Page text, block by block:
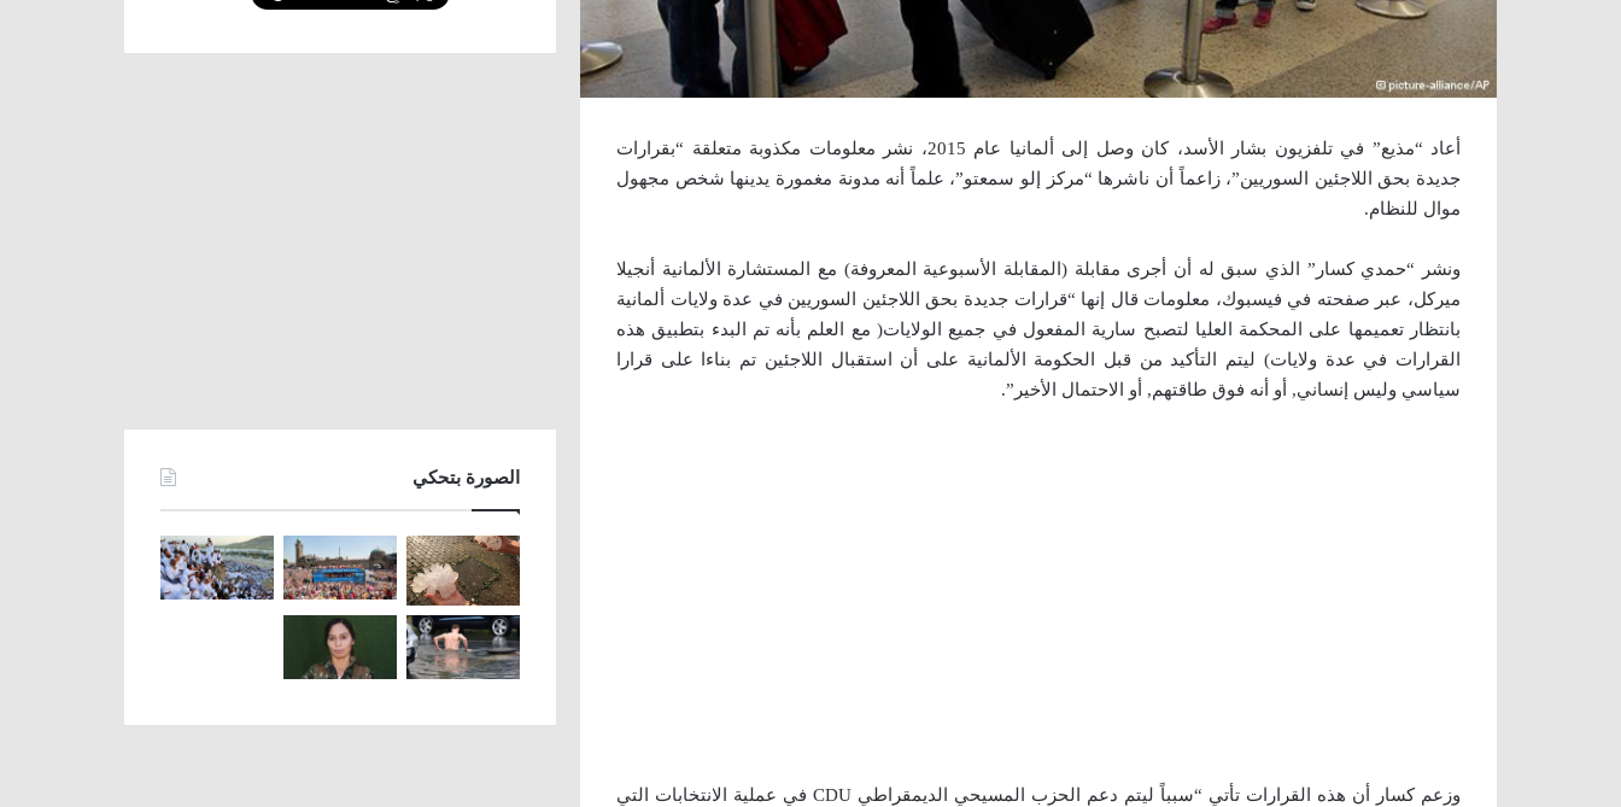
أعاد “مذيع” في تلفزيون بشار الأسد، كان وصل إلى ألمانيا عام 2015، نشر معلومات مكذوبة متعلقة “بقرارات
جديدة بحق اللاجئين السوريين”، زاعماً أن ناشرها “مركز إلو سمعتو”، علماً أنه مدونة مغمورة يدينها شخص مجهول
موال للنظام.
ونشر “حمدي كسار” الذي سبق له أن أجرى مقابلة (المقابلة الأسبوعية المعروفة) مع المستشارة الألمانية أنجيلا
ميركل، عبر صفحته في فيسبوك، معلومات قال إنها “قرارات جديدة بحق اللاجئين السوريين في عدة ولايات ألمانية
بانتظار تعميمها على المحكمة العليا لتصبح سارية المفعول في جميع الولايات( مع العلم بأنه تم البدء بتطبيق هذه
القرارات في عدة ولايات) ليتم التأكيد من قبل الحكومة الألمانية على أن استقبال اللاجئين تم بناءا على قرارا
سياسي وليس إنساني, أو أنه فوق طاقتهم, أو الاحتمال الأخير”.
وزعم كسار أن هذه القرارات تأتي “سبباً ليتم دعم الحزب المسيحي الديمقراطي CDU في عملية الانتخابات التي
الصورة بتحكي